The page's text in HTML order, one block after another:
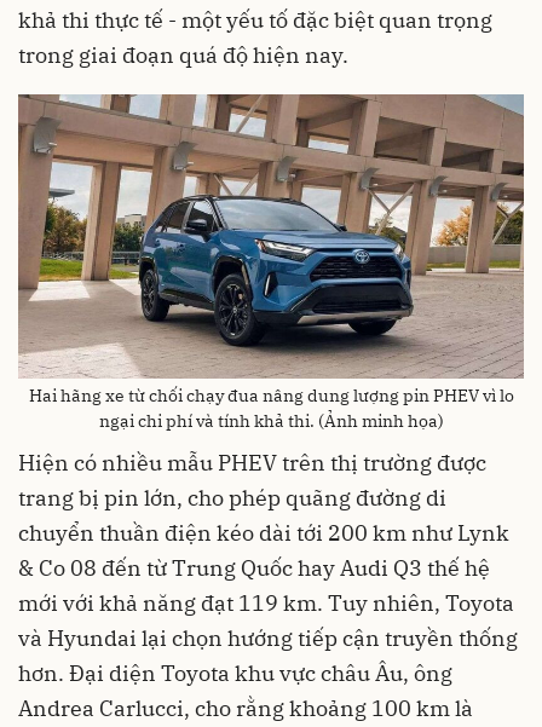
khả thi thực tế - một yếu tố đặc biệt quan trọng
trong giai đoạn quá độ hiện nay.
Hai hãng xe từ chối chạy đua nâng dung lượng pin PHEV vì lo
ngại chi phí và tính khả thi. (Ảnh minh họa)
Hiện có nhiều mẫu PHEV trên thị trường được
trang bị pin lớn, cho phép quãng đường di
chuyển thuần điện kéo dài tới 200 km như Lynk
& Co 08 đến từ Trung Quốc hay Audi Q3 thế hệ
mới với khả năng đạt 119 km. Tuy nhiên, Toyota
và Hyundai lại chọn hướng tiếp cận truyền thống
hơn. Đại diện Toyota khu vực châu Âu, ông
Andrea Carlucci, cho rằng khoảng 100 km là